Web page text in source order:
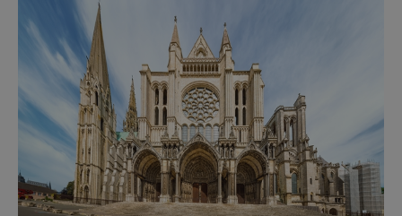
chtěli komplex dobýt. Za bezmála 950 let
jeho existence z